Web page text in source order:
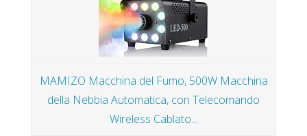
MAMIZO Macchina del Fumo, 500W Macchina
della Nebbia Automatica, con Telecomando
Wireless Cablato...